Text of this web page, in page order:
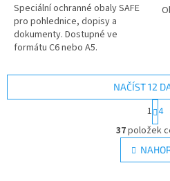
Speciální ochranné obaly SAFE
pro pohlednice, dopisy a
dokumenty. Dostupné ve
formátu C6 nebo A5.
změkčovadel, balení 100 ks.
O
v
l
á
NAČÍST 12
S
t
r
á
n
k
1 4
37položek